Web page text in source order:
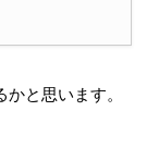
と思います。